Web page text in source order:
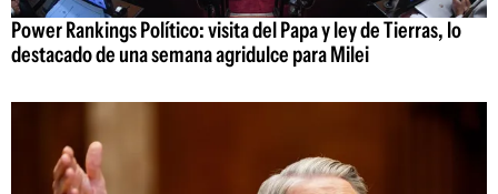
Power Rankings Político: visita del Papa y ley de Tierras, lo
destacado de una semana agridulce para Milei